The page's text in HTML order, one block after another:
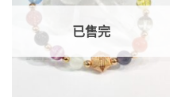
已售完